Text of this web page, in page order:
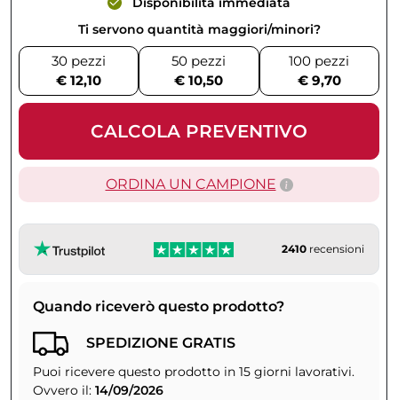
Ti servono quantità maggiori/minori?
30 pezzi
€ 12,10
50 pezzi
€ 10,50
100 pezzi
€ 9,70
CALCOLA PREVENTIVO
ORDINA UN CAMPIONE
2410 recensioni
Quando riceverò questo prodotto?
SPEDIZIONE GRATIS
Puoi ricevere questo prodotto in 15 giorni lavorativi.
Ovvero il: 14/09/2026